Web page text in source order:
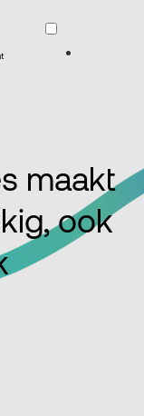
maakt
ook